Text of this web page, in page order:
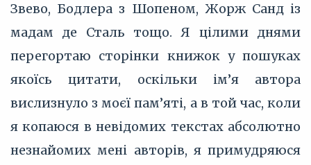
Звево, Бодлера з Шопеном, Жорж Санд із
мадам де Сталь тощо. Я цілими днями
перегортаю сторінки книжок у пошуках
якоїсь цитати, оскільки ім’я автора
вислизнуло з моєї пам’яті, а в той час, коли
я копаюся в невідомих текстах абсолютно
незнайомих мені авторів, я примудряюся